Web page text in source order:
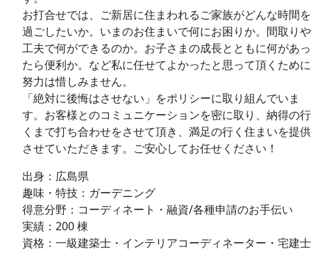
お打合せでは、ご新居に住まわれるご家族がどんな時間を
過ごしたいか。いまのお住まいで何にお困りか。間取りや
工夫で何ができるのか。お子さまの成長とともに何があっ
たら便利か。など私に任せてよかったと思って頂くために
努力は惜しみません。
「絶対に後悔はさせない」をポリシーに取り組んでいま
す。お客様とのコミュニケーションを密に取り、納得の行
くまで打ち合わせをさせて頂き、満足の行く住まいを提供
させていただきます。ご安心してお任せください！
出身： 広島県
趣味・特技： ガーデニング
得意分野： コーディネート・融資/各種申請のお手伝い
実績： 200 棟
資格： 一級建築士・インテリアコーディネーター・宅建士